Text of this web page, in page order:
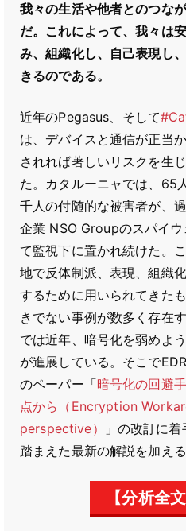
我々の生活や他者とのつな
だ。これによって、我々は
み、組織化し、自己表現し
きるのである。
近年のPegasus、そして
は、デバイスと通信が正当
されれば著しいリスクを生
た。カタルーニャでは、65
千人の付随的な被害者が、
企業 NSO Groupのスパイ
て監視下に置かれ続けた。
地で反体制派、表現、組織
するために用いられてきた
きでない事例が数多く存在
では近年、暗号化を弱めよ
が進展している。そこで
のペーパー「暗号化の回避
点から（Encryption
perspective）
」の改訂に
踏まえた最新の解説を加える
【分析全